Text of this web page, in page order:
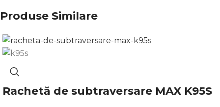
Produse Similare
Rachetă de subtraversare MAX K95S